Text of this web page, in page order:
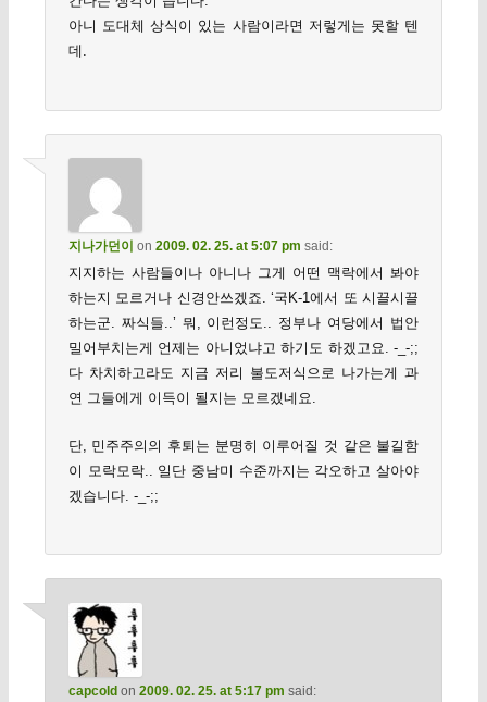
아니 도대체 상식이 있는 사람이라면 저렇게는 못할 텐
데.
지나가던이 on 2009. 02. 25. at 5:07 pm said:
지지하는 사람들이나 아니나 그게 어떤 맥락에서 봐야
하는지 모르거나 신경안쓰겠죠. ‘국K-1에서 또 시끌시끌
하는군. 짜식들..’ 뭐, 이런정도.. 정부나 여당에서 법안
밀어부치는게 언제는 아니었냐고 하기도 하겠고요. -_-;;
다 차치하고라도 지금 저리 불도저식으로 나가는게 과
연 그들에게 이득이 될지는 모르겠네요.
단, 민주주의의 후퇴는 분명히 이루어질 것 같은 불길함
이 모락모락.. 일단 중남미 수준까지는 각오하고 살아야
겠습니다. -_-;;
capcoldon 2009. 02. 25. at 5:17 pm said: